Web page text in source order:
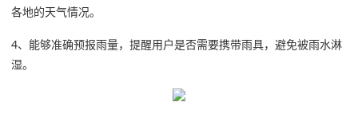
各地的天气情况。
4、能够准确预报雨量，提醒用户是否需要携带雨具，避免被雨水淋
湿。